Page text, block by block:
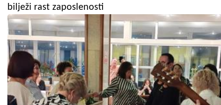
bilježi rast zaposlenosti